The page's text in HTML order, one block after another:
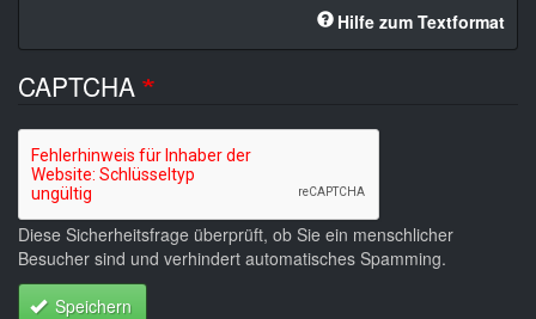
Hilfe zum Textformat
CAPTCHA
Diese Sicherheitsfrage überprüft, ob Sie ein menschlicher
Besucher sind und verhindert automatisches Spamming.
Speichern